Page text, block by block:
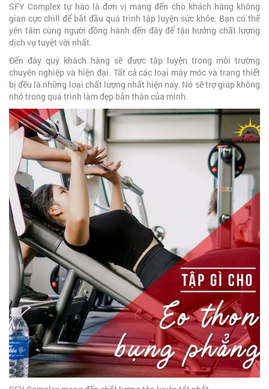
SFY Complex tự hào là đơn vị mang đến cho khách hàng không
gian cực chill để bắt đầu quá trình tập luyện sức khỏe. Bạn có thể
yên tâm cùng người đồng hành đến đây để tận hưởng chất lượng
dịch vụ tuyệt vời nhất.
Đến đây quý khách hàng sẽ được tập luyện trong môi trường
chuyên nghiệp và hiện đại. Tất cả các loại máy móc và trang thiết
bị đều là những loại chất lượng nhất hiện nay. Nó sẽ trợ giúp không
nhỏ trong quá trình làm đẹp bản thân của mình.